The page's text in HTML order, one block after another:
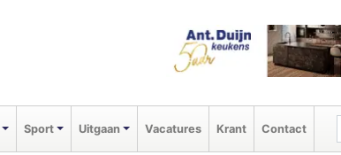
Sport Uitgaan Vacatures Krant Contact